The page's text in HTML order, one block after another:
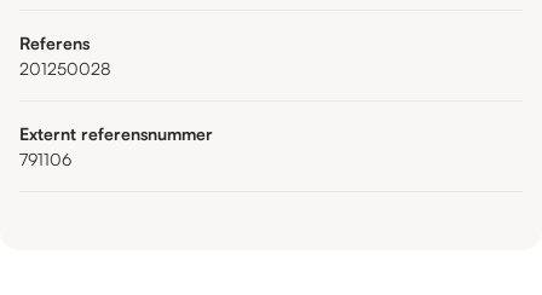
Referens
201250028
Externt referensnummer
791106